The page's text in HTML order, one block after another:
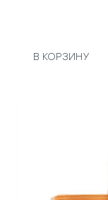
В КОРЗИНУ